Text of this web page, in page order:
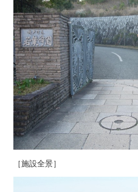
［施設全景］